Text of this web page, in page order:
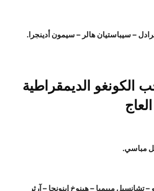
– سيباستيان هالر – سيمون أدينجرا.
الكونغو الديمقراطية
مباسي.
تشانسيل مبيمبا – هينوخ إينونجا – آرثر